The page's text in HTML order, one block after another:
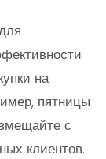
на
пятницы
с
клиентов.